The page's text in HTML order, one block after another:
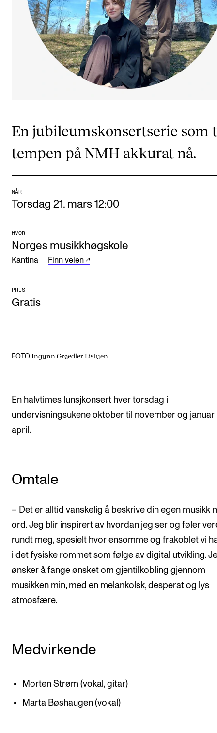
CREMAH
NordART
Prosjekter
Publikasjoner
Internasjonal strategi
Nettverk
Arrangementer og konserter
Nyheter og historier
Ledige stillinger
INFO
Finn ansatte
En jubileumskonsertserie som
tempen på NMH akkurat nå.
NÅR
Torsdag 21. mars 12:00
HVOR
Norges musikkhøgskole
Kantina Finn veien
PRIS
Gratis
FOTO Ingunn Graedler Listuen
En halvtimes lunsjkonsert hver torsdag i
undervisningsukene oktober til november og januar
april.
Omtale
– Det er alltid vanskelig å beskrive din egen musikk
ord. Jeg blir inspirert av hvordan jeg ser og føler
rundt meg, spesielt hvor ensomme og frakoblet vi
i det fysiske rommet som følge av digital utvikling.
ønsker å fange ønsket om gjentilkobling gjennom
musikken min, med en melankolsk, desperat og lys
atmosfære.
Medvirkende
Morten Strøm (vokal, gitar)
Marta Bøshaugen (vokal)